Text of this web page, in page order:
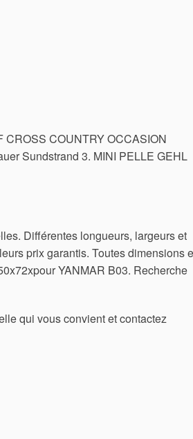
CROSS COUNTRY OCCASION
Sundstrand 3. MINI PELLE GEHL
Différentes longueurs, largeurs et
prix garantis. Toutes dimensions
YANMAR B03. Recherche
qui vous convient et contactez